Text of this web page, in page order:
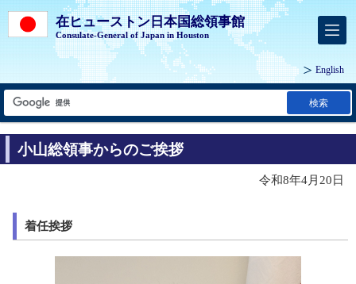
在ヒューストン日本国総領事館
Consulate-General of Japan in Houston
English
検索
小山総領事からのご挨拶
令和8年4月20日
着任挨拶